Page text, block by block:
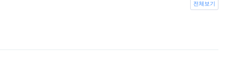
전체보기